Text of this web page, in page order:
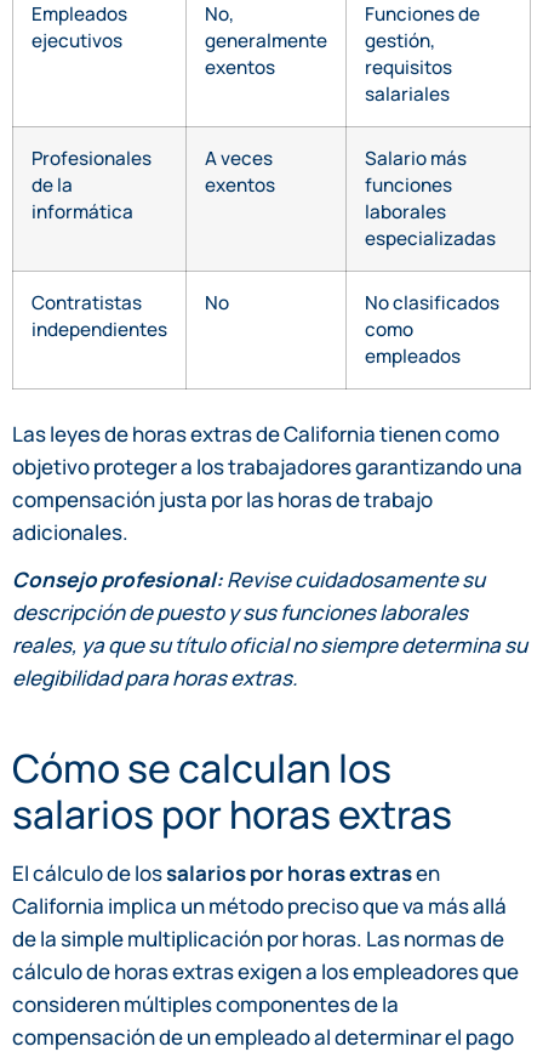
Empleados
ejecutivos
No,
generalmente
exentos
Funciones de
gestión,
requisitos
salariales
Profesionales
de la
informática
A veces
exentos
Salario más
funciones
laborales
especializadas
Contratistas
independientes
No
No clasificados
como
empleados
Las leyes de horas extras de California tienen como
objetivo proteger a los trabajadores garantizando una
compensación justa por las horas de trabajo
adicionales.
Consejo profesional:Revise cuidadosamente su
descripción de puesto y sus funciones laborales
reales, ya que su título oficial no siempre determina su
elegibilidad para horas extras.
Cómo se calculan los
salarios por horas extras
El cálculo de lossalarios por horas extrasen
California implica un método preciso que va más allá
de la simple multiplicación por horas. Las normas de
cálculo de horas extras exigen a los empleadores que
consideren múltiples componentes de la
compensación de un empleado al determinar el pago